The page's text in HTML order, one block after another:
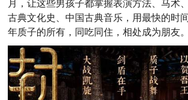
月，让这些男孩子都掌握表演方法、马术
古典文化史、中国古典音乐，用最快的时
年质子的所有，同吃同住，相处成为朋友